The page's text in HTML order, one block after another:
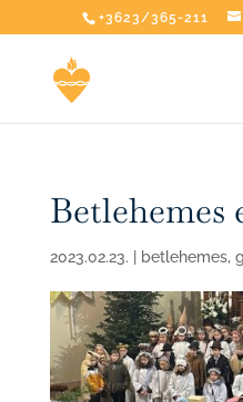
+3623/365-211
Betlehemes
2023.02.23. betlehemes,